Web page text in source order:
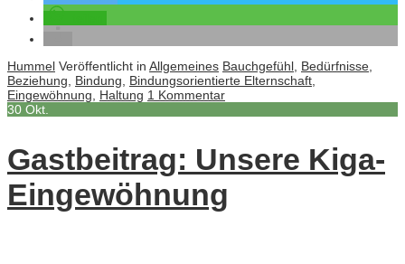
Hummel Veröffentlicht in Allgemeines Bauchgefühl, Bedürfnisse,
Beziehung, Bindung, Bindungsorientierte Elternschaft,
Eingewöhnung, Haltung 1 Kommentar
30 Okt.
Gastbeitrag: Unsere Kiga-
Eingewöhnung